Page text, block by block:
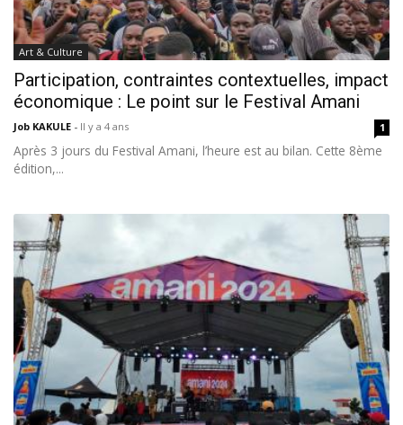
Art & Culture
Participation, contraintes contextuelles, impact
économique : Le point sur le Festival Amani
Job KAKULE - Il y a 4 ans 1
Après 3 jours du Festival Amani, l’heure est au bilan. Cette 8ème
édition,...